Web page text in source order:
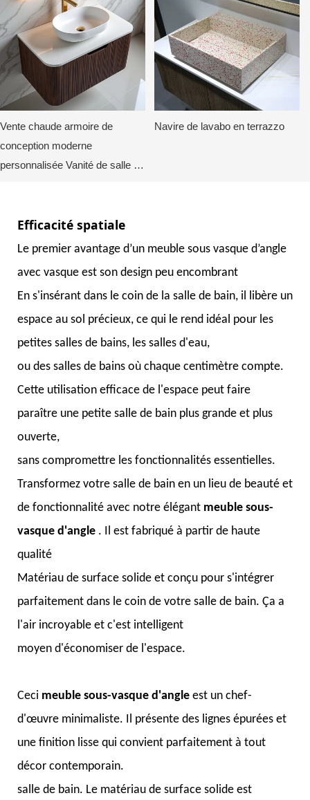
Vente chaude armoire de
conception moderne
personnalisée Vanité de salle de
Navire de lavabo en terrazzo
Le premier avantage d’un meuble sous vasque d’angle
avec vasque est son design peu encombrant
En s'insérant dans le coin de la salle de bain, il libère un
espace au sol précieux, ce qui le rend idéal pour les
petites salles de bains, les salles d'eau,
ou des salles de bains où chaque centimètre compte.
Cette utilisation efficace de l'espace peut faire
paraître une petite salle de bain plus grande et plus
ouverte,
sans compromettre les fonctionnalités essentielles.
Transformez votre salle de bain en un lieu de beauté et
de fonctionnalité avec notre élégant meuble sous-
vasque d'angle . Il est fabriqué à partir de haute
qualité
Matériau de surface solide et conçu pour s'intégrer
parfaitement dans le coin de votre salle de bain. Ça a
l'air incroyable et c'est intelligent
moyen d'économiser de l'espace.
Ceci meuble sous-vasque d'angle est un chef-
d'œuvre minimaliste. Il présente des lignes épurées et
une finition lisse qui convient parfaitement à tout
décor contemporain.
salle de bain. Le matériau de surface solide est